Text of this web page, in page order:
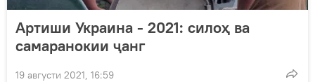
Артиши Украина - 2021: силоҳ ва
самаранокии ҷанг
19 августи 2021, 16:59